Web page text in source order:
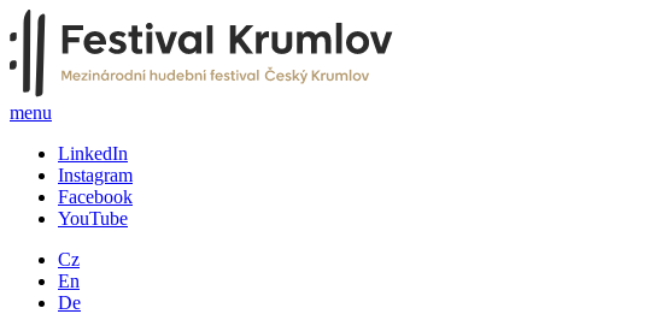
menu
LinkedIn
Instagram
Facebook
YouTube
Cz
En
De